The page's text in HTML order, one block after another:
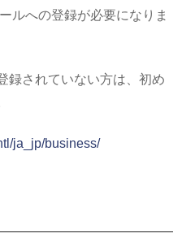
ルへの登録が必要になりま
録されていない方は、初め
ja_jp/business/